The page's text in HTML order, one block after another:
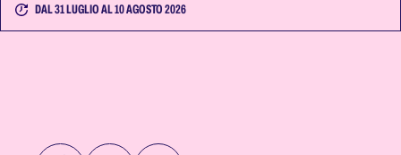
DAL 31 LUGLIO AL 10 AGOSTO 2026